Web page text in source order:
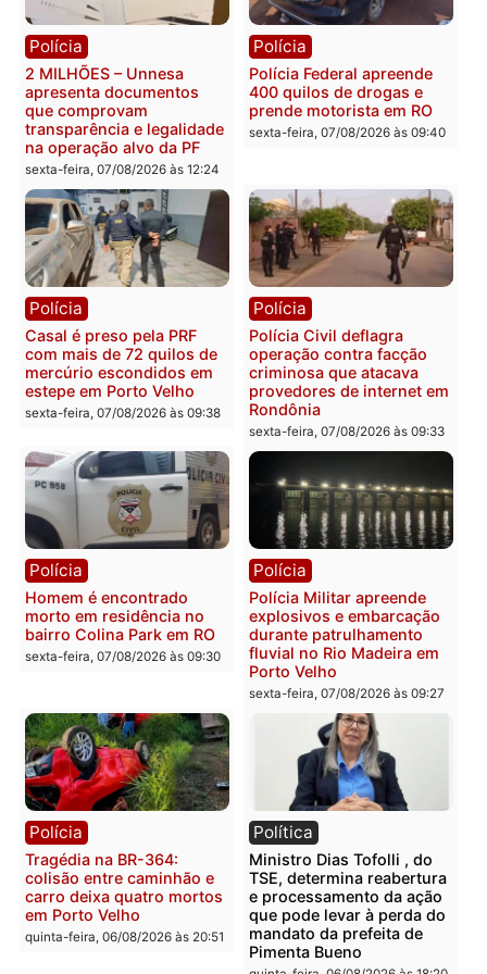
Política
Marcos Rogério apresenta
Plano de Governo com
228 projetos, metas
públicas e
acompanhamento de
resultados
sexta-feira, 07/08/2026 às 18:49
Política
Eleições 2026: Pastor
Evanildo pode ser o
primeiro pastor de
Rondônia na Câmara
Federal
Polícia
2 MILHÕES – Unnesa
apresenta documentos
que comprovam
transparência e legalidade
sexta-feira, 07/08/2026 às 12:24
Polícia
Polícia Federal apreende
400 quilos de drogas e
prende motorista em RO
sexta-feira, 07/08/2026 às
Polícia
Casal é preso pela PRF
com mais de 72 quilos de
sexta-feira, 07/08/2026 às 09:38
Polícia
Polícia Civil deflagra
operação contra facção
criminosa que atacava
provedores de internet
Rondônia
sexta-feira, 07/08/2026 às
Polícia
Homem é encontrado
Polícia
Polícia Militar apreende
explosivos e